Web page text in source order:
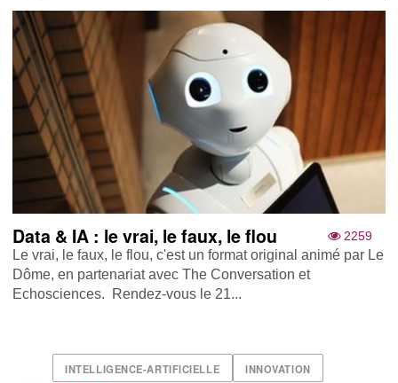
2259
Data & IA : le vrai, le faux, le flou
Le vrai, le faux, le flou, c'est un format original animé par Le
Dôme, en partenariat avec The Conversation et
Echosciences. Rendez-vous le 21...
INTELLIGENCE-ARTIFICIELLE INNOVATION